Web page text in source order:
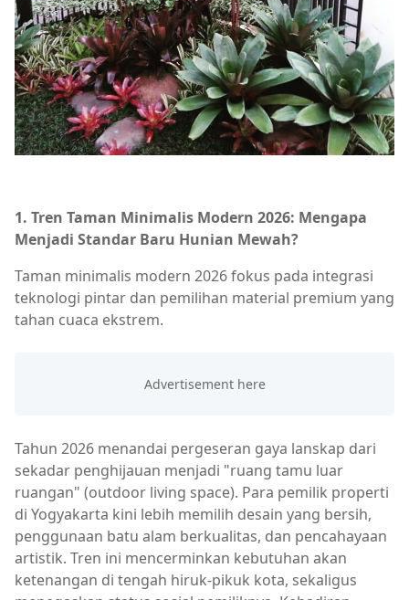
1. Tren Taman Minimalis Modern 2026: Mengapa
Menjadi Standar Baru Hunian Mewah?
Taman minimalis modern 2026 fokus pada integrasi
teknologi pintar dan pemilihan material premium yang
tahan cuaca ekstrem.
Tahun 2026 menandai pergeseran gaya lanskap dari
sekadar penghijauan menjadi "ruang tamu luar
ruangan" (outdoor living space). Para pemilik properti
di Yogyakarta kini lebih memilih desain yang bersih,
penggunaan batu alam berkualitas, dan pencahayaan
artistik. Tren ini mencerminkan kebutuhan akan
ketenangan di tengah hiruk-pikuk kota, sekaligus